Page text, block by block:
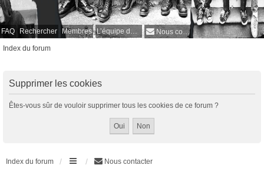
FAQ Rechercher Membres L’équipe du forum Nous contacter
Index du forum
Supprimer les cookies
Êtes-vous sûr de vouloir supprimer tous les cookies de ce forum ?
Index du forum Nous contacter